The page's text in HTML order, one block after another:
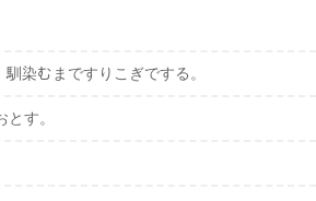
染むまですりこぎでする。
す。